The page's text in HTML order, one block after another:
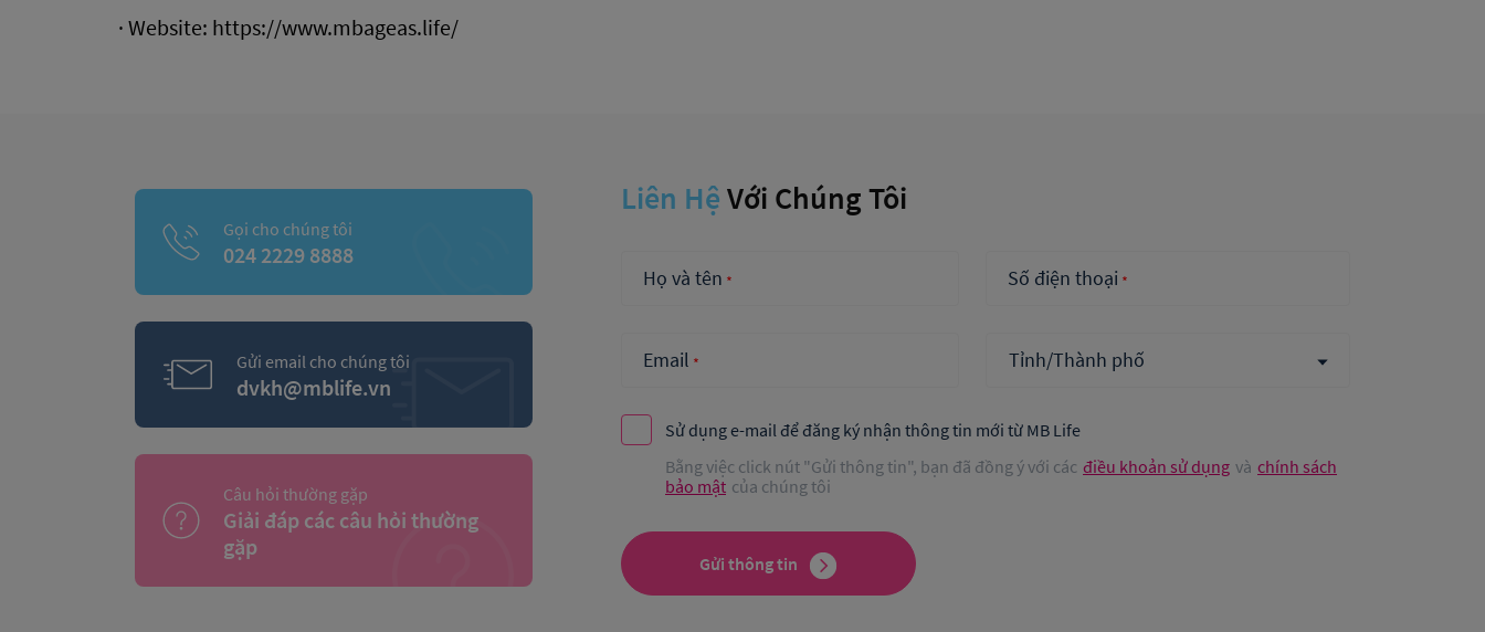
· Website: https://www.mbageas.life/
Gọi cho chúng tôi
024 2229 8888
Gửi email cho chúng tôi
dvkh@mblife.vn
Câu hỏi thường gặp
Giải đáp các câu hỏi thường
gặp
Liên HệVới Chúng Tôi
Họ và tên * Số điện thoại *
Email *
Sử dụng e-mail để đăng ký nhận thông tin mới từ MB Life
Bằng việc click nút "Gửi thông tin", bạn đã đồng ý với các điều khoản sử dụng và chính sách
bảo mật của chúng tôi
Gửi thông tin